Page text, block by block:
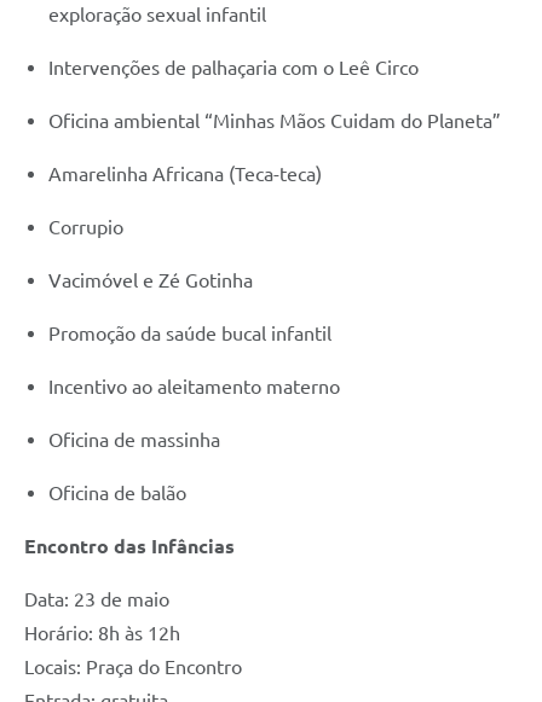
exploração sexual infantil
Intervenções de palhaçaria com o Leê Circo
Oficina ambiental “Minhas Mãos Cuidam do Planeta”
Amarelinha Africana (Teca-teca)
Corrupio
Vacimóvel e Zé Gotinha
Promoção da saúde bucal infantil
Incentivo ao aleitamento materno
Oficina de massinha
Oficina de balão
Encontro das Infâncias
Data: 23 de maio
Horário: 8h às 12h
Locais: Praça do Encontro